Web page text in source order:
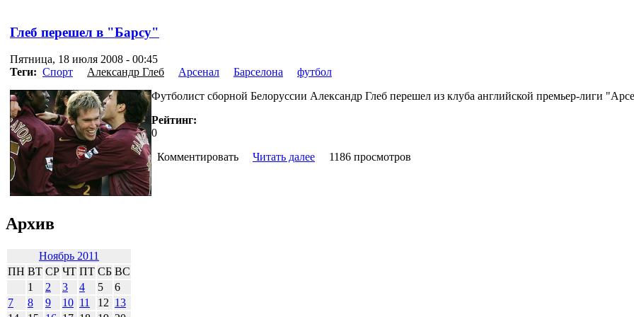
Глеб перешел в "Барсу"
Пятница, 18 июля 2008 - 00:45
Теги: Спорт Александр Глеб Арсенал Барселона
футбол
Футболист сборной Белоруссии Александр Глеб перешел из клуба английской премьер-лиги
Рейтинг:
0
Комментировать
Читать далее 1186 просмотров
Архив
Ноябрь 2011
ПН ВТ СР ЧТ ПТ СБ ВС
1
2 3 4 5
6
7
8 9 10 11 12 13